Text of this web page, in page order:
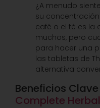
¿A menudo
su
café o el té es la
muchos, pero
para hacer una
las tabletas de
alternativa
Beneficios
Complete